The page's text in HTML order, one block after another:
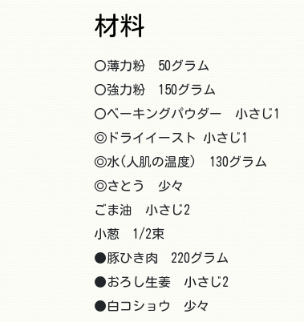
材料
〇薄力粉 50グラム
〇強力粉 150グラム
〇ベーキングパウダー 小さじ1
◎ドライイースト 小さじ1
◎水(人肌の温度) 130グラム
◎さとう 少々
ごま油 小さじ2
小葱 1/2束
●豚ひき肉 220グラム
●おろし生姜 小さじ2
●白コショウ 少々